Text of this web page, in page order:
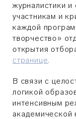
журналистики и
участникам и
каждой
творчество»
открытия
странице.
В связи с
логикой
интенсивным
академической